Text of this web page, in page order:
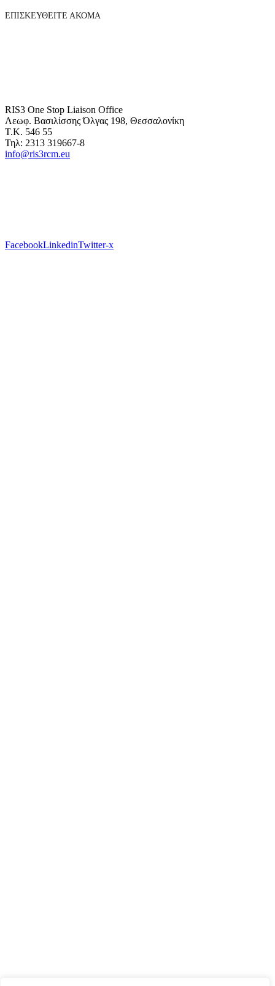
ΕΠΙΣΚΕΥΘΕΙΤΕ ΑΚΟΜΑ
RIS3 One Stop Liaison Office
Λεωφ. Βασιλίσσης Όλγας 198, Θεσσαλονίκη
Τ.Κ. 546 55
Τηλ: 2313 319667-8
info@ris3rcm.eu
FacebookLinkedinTwitter-x